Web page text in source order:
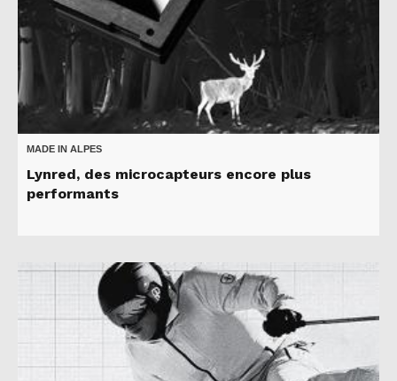
MADE IN ALPES
Lynred, des microcapteurs encore plus
performants